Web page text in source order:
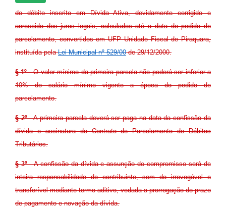
do débito inscrito em Dívida Ativa, devidamente corrigido e
acrescido dos juros legais, calculados até a data do pedido de
parcelamento, convertidos em UFP Unidade Fiscal de Piraquara,
instituída pelaLei Municipal nº 529/00de 29/12/2000.
§ 1º- O valor mínimo da primeira parcela não poderá ser inferior a
10% do salário mínimo vigente a época do pedido de
parcelamento.
§ 2º- A primeira parcela deverá ser paga na data da confissão da
dívida e assinatura do Contrato de Parcelamento de Débitos
Tributários.
§ 3º- A confissão da dívida e assunção do compromisso será de
inteira responsabilidade do contribuinte, sem do irrevogável e
transferível mediante termo aditivo, vedada a prorrogação do prazo
de pagamento e novação da dívida.